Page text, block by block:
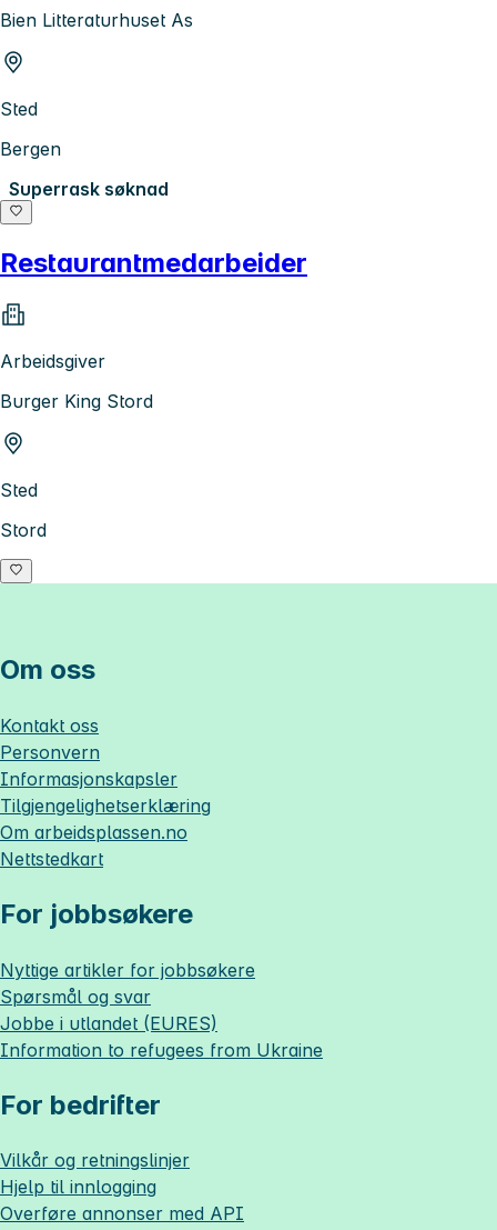
Bien Litteraturhuset As
Sted
Bergen
Superrask søknad
Restaurantmedarbeider
Arbeidsgiver
Burger King Stord
Sted
Stord
Om oss
Kontakt oss
Personvern
Informasjonskapsler
Tilgjengelighetserklæring
Om arbeidsplassen.no
Nettstedkart
For jobbsøkere
Nyttige artikler for jobbsøkere
Spørsmål og svar
Jobbe i utlandet (EURES)
Information to refugees from Ukraine
For bedrifter
Vilkår og retningslinjer
Hjelp til innlogging
Overføre annonser med API